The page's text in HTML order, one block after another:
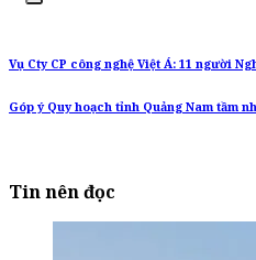
Vụ Cty CP công nghệ Việt Á: 11 người
Góp ý Quy hoạch tỉnh Quảng Nam tầm
Tin nên đọc